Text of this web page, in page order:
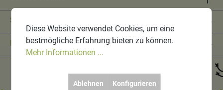
Shop Service
Informationen
Diese Website verwendet Cookies, um eine
bestmögliche Erfahrung bieten zu können.
Mehr Informationen ...
Ablehnen Konfigurieren